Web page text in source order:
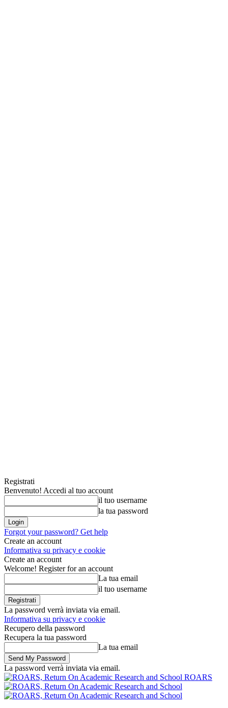
Registrati
Benvenuto! Accedi al tuo account
il tuo username
la tua password
Forgot your password? Get help
Create an account
Informativa su privacy e cookie
Create an account
Welcome! Register for an account
La tua email
il tuo username
La password verrà inviata via email.
Informativa su privacy e cookie
Recupero della password
Recupera la tua password
La tua email
La password verrà inviata via email.
ROARS